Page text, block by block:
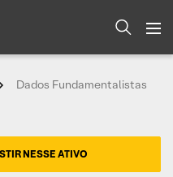
Dados Fundamentalistas
NESSE ATIVO